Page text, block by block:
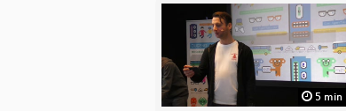
5 min